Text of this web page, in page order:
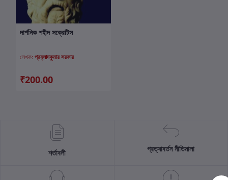
কার্টে যোগ করুন
দার্শনিক শহীদ সক্রেটিস
লেখক: প্রহ্লাদকুমার সরকার
₹200.00
শর্তাবলী প্রত্যাবর্তন নীতিমালা